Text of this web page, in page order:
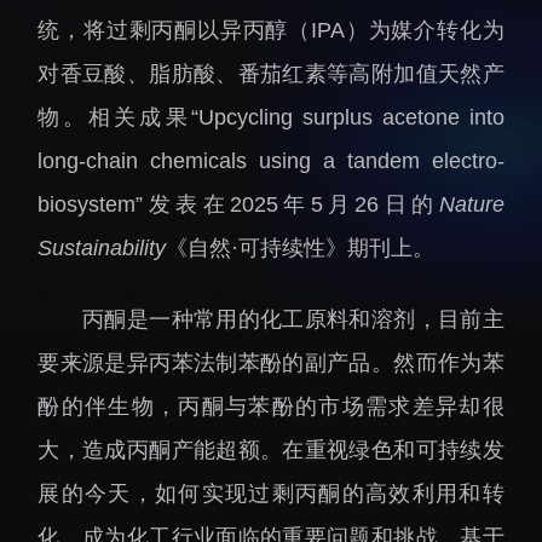
招生信息
学位培养
学生工作
学生就业
教育动态
先进榜YOUNG
体育与健康
讲座信息
交流动态
国合项目
出国境事务
来华指引
转移转化
控股企业
成果超市
合作交流
统，将过剩丙酮以异丙醇（IPA）为媒介转化为
对香豆酸、脂肪酸、番茄红素等高附加值天然产
物。相关成果“Upcycling surplus acetone into
long-chain chemicals using a tandem electro-
biosystem”发表在2025年5月26日的 Nature
Sustainability《自然·可持续性》期刊上。
丙酮是一种常用的化工原料和溶剂，目前主
要来源是异丙苯法制苯酚的副产品。然而作为苯
酚的伴生物，丙酮与苯酚的市场需求差异却很
大，造成丙酮产能超额。在重视绿色和可持续发
展的今天，如何实现过剩丙酮的高效利用和转
化，成为化工行业面临的重要问题和挑战。基于